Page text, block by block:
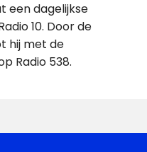
een dagelijkse
10. Door de
hij met de
Radio 538.